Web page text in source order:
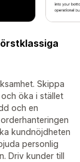
Skippa
öka i stället
och en
kundnöjdheten
personlig
Driv kunder till